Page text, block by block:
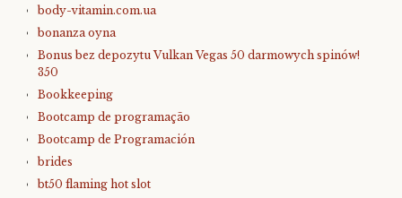
body-vitamin.com.ua
bonanza oyna
Bonus bez depozytu Vulkan Vegas 50 darmowych spinów!
350
Bookkeeping
Bootcamp de programação
Bootcamp de Programación
brides
bt50 flaming hot slot